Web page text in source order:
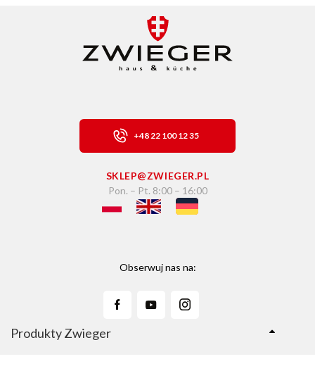
+48 22 100 12 35
SKLEP@ZWIEGER.PL
Pon. – Pt. 8:00 – 16:00
Obserwuj nas na:
Produkty Zwieger